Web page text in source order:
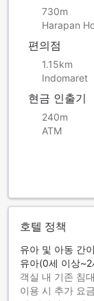
730m
Harapan
편의점
1.15km
Indomaret
현금 인출기
240m
ATM
호텔 정책
유아 및 아동 간
유아(0세 이상~2
객실 내 기존 침
이용 시 추가 요